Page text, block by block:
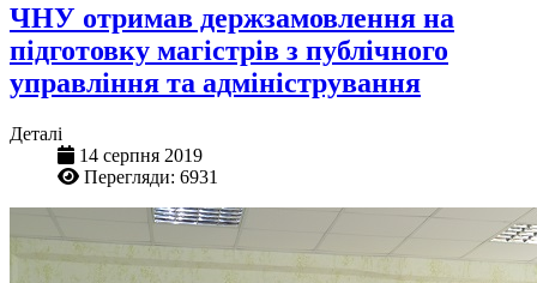
ЧНУ отримав держзамовлення на
підготовку магістрів з публічного
управління та адміністрування
Деталі
14 серпня 2019
Перегляди: 6931